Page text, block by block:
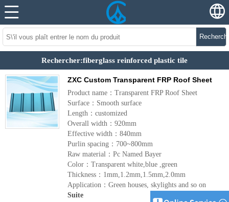
Rechercher:fiberglass reinforced plastic tile
ZXC Custom Transparent FRP Roof Sheet
Product name：Transparent FRP Roof Sheet
Surface：Smooth surface
Length：customized
Overall width：920mm
Effective width：840mm
Purlin spacing：700~800mm
Raw material：Pc Named Bayer
Color：Transparent white,blue ,green
Thickness：1mm,1.2mm,1.5mm,2.0mm
Application：Green houses, skylights and so on
Suite